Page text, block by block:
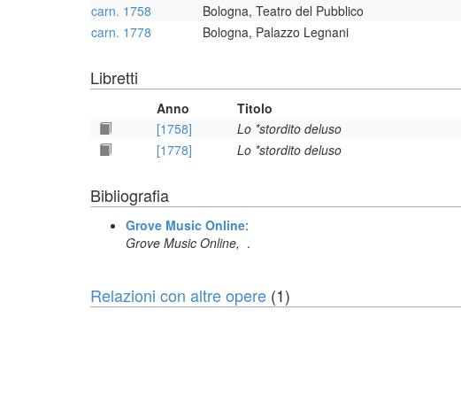
carn. 1758
Bologna, Teatro del Pubblico
carn. 1778
Bologna, Palazzo Legnani
Libretti
Anno Titolo
[1758]
Lo *stordito deluso
[1778]
Lo *stordito deluso
Bibliografia
Grove Music Online:
Grove Music Online, .
Relazioni con altre opere (1)